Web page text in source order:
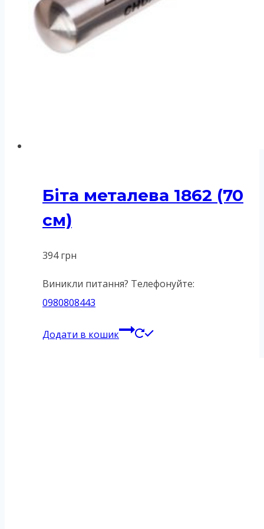
Біта металева 1862 (70
см)
394грн
Виникли питання? Телефонуйте:
0980808443
Додати в кошик